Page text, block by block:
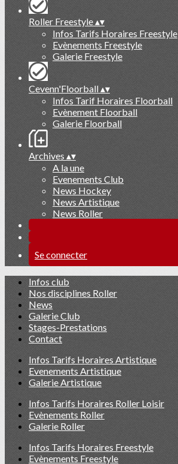
Roller Freestyle▴▾
Infos Tarifs Horaires Freestyle
Evènements Freestyle
Galerie Freestyle
Cevenn'Floorball▴▾
Infos Tarif Horaires Floorball
Evènement Floorball
Galerie Floorball
Archives ▴▾
A la une
Evenements Club
News Hockey
News Artistique
News Roller
Se connecter
Infos club
Nos disciplines Roller
News
Galerie Club
Stages-Prestations
Contact
Infos Tarifs Horaires Artistique
Evenements Artistique
Galerie Artistique
Infos Tarifs Horaires Roller Loisir
Evènements Roller
Galerie Roller
Infos Tarifs Horaires Freestyle
Evènements Freestyle